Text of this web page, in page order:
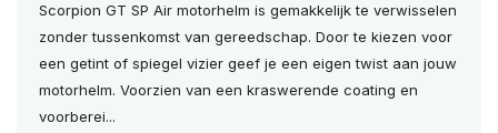
Scorpion GT SP Air motorhelm is gemakkelijk te verwisselen
zonder tussenkomst van gereedschap. Door te kiezen voor
een getint of spiegel vizier geef je een eigen twist aan jouw
motorhelm. Voorzien van een kraswerende coating en
voorberei...